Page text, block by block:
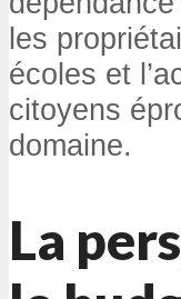
les
écoles et
citoyens
domaine.
La